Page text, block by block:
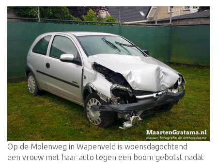
Op de Molenweg in Wapenveld is woensdagochtend
een vrouw met haar auto tegen een boom gebotst nadat